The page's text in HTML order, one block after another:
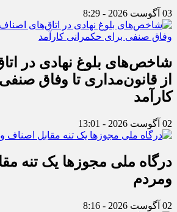
03 آگوست 2026 - 8:29
شاخص‌های بلوغ نهادی در
از قانون‌مداری تا وفاق
کارآمد
02 آگوست 2026 - 13:01
درگاه ملی مجوزها یک تنه
ومردم
02 آگوست 2026 - 8:16